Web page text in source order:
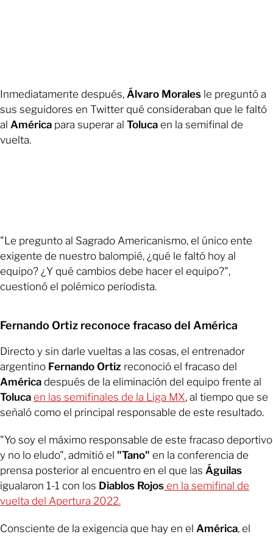
Inmediatamente después, Álvaro Morales le preguntó a
sus seguidores en Twitter qué consideraban que le faltó
al América para superar al Toluca en la semifinal de
vuelta.
"Le pregunto al Sagrado Americanismo, el único ente
exigente de nuestro balompié, ¿qué le faltó hoy al
equipo? ¿Y qué cambios debe hacer el equipo?",
cuestionó el polémico periodista.
Fernando Ortiz reconoce fracaso del América
Directo y sin darle vueltas a las cosas, el entrenador
argentino Fernando Ortiz reconoció el fracaso del
América después de la eliminación del equipo frente al
Toluca en las semifinales de la Liga MX, al tiempo que se
señaló como el principal responsable de este resultado.
"Yo soy el máximo responsable de este fracaso deportivo
y no lo eludo", admitió el "Tano" en la conferencia de
prensa posterior al encuentro en el que las Águilas
igualaron 1-1 con los Diablos Rojos en la semifinal de
vuelta del Apertura 2022.
Consciente de la exigencia que hay en el América, el